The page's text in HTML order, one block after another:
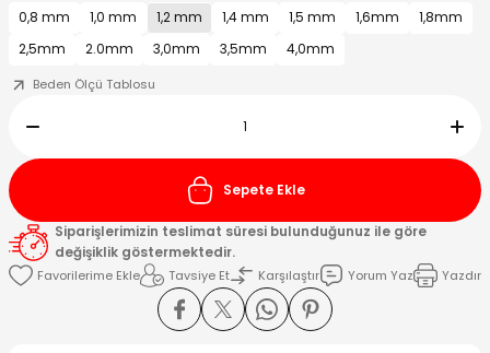
0,8 mm
1,0 mm 1,2 mm 1,4 mm 1,5 mm 1,6mm
1,8mm
2,5mm
2.0mm 3,0mm 3,5mm
4,0mm
Beden Ölçü Tablosu
Sepete Ekle
Siparişlerimizin teslimat süresi bulunduğunuz ile göre
değişiklik göstermektedir.
Tavsiye Et
Karşılaştır Yorum Yaz Yazdır